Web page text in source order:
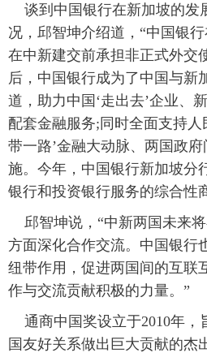
谈到中国银行在新加坡的发
况，邱智坤介绍道，“中国银
在中新建交前承担非正式外交
后，中国银行成为了中国与新
道，助力中国‘走出去’企业、
配套金融服务;同时全面支持人
带一路’金融大动脉、两国政
施。今年，中国银行新加坡分
银行和投资银行服务的综合性
邱智坤说，“中新两国未来
方面深化合作交流。中国银行
纽带作用，促进两国间的互联
作与交流贡献积极的力量。”
通商中国奖设立于2010年，
国友好关系做出巨大贡献的杰